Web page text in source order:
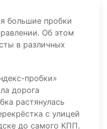
большие пробки
Об этом
в различных
пробки»
дорога
растянулась
с улицей
до самого КПП.